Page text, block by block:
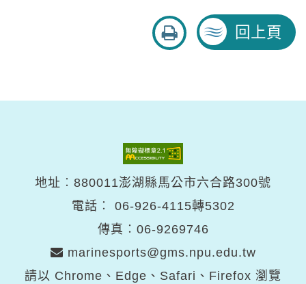
友
善
回上頁
地址︰880011澎湖縣馬公市六合路300號
電話︰ 06-926-4115轉5302
傳真︰06-9269746
marinesports@gms.npu.edu.tw
請以 Chrome、Edge、Safari、Firefox 瀏覽